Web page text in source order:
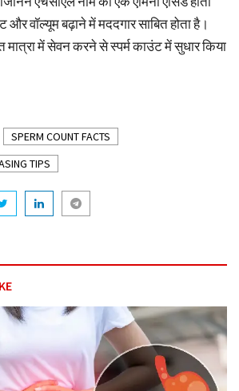
और वॉल्यूम बढ़ाने में मददगार साबित होता है।
मात्रा में सेवन करने से स्पर्म काउंट में सुधार किया
SPERM COUNT FACTS
TIPS